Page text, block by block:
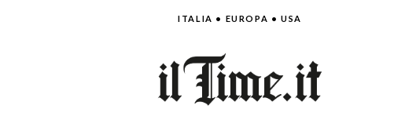
ITALIA • EUROPA • USA